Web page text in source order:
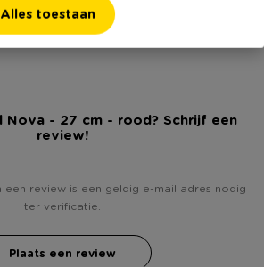
Alles toestaan
(Nog) geen score
bekend
Nova - 27 cm - rood? Schrijf een
review!
een review is een geldig e-mail adres nodig
ter verificatie.
Plaats een review